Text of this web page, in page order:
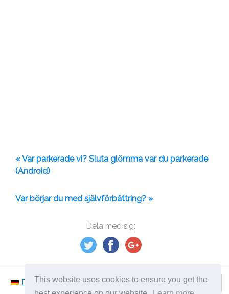
This website uses cookies to ensure you get the
Dela med sig:
« Var parkerade vi? Sluta glömma var du parkerade
(Android)
Var börjar du med självförbättring? »
Deutsch Nederlands Svenska Norsk